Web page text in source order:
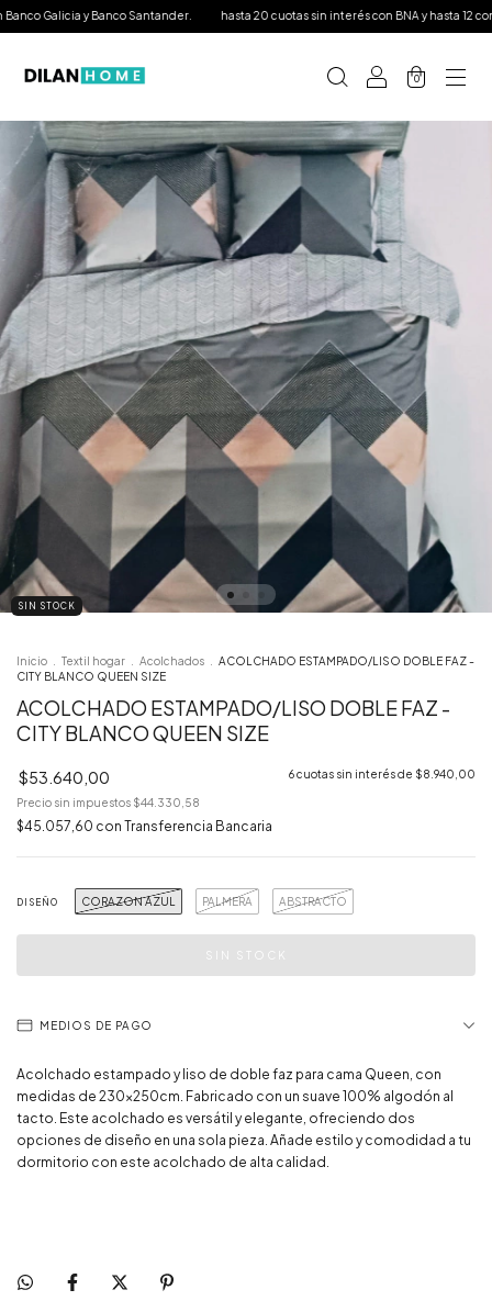
Galicia y Banco Santander. hasta 20 cuotas sin interés con BNA y hasta 12 con
0
SIN STOCK
Inicio Textil hogar Acolchados
ACOLCHADO ESTAMPADO/LISO DOBLE FAZ -
CITY BLANCO QUEEN SIZE
ACOLCHADO ESTAMPADO/LISO DOBLE FAZ -
CITY BLANCO QUEEN SIZE
$53.640,00 6cuotas sin interés de $8.940,00
Precio sin impuestos $44.330,58
$45.057,60 con Transferencia Bancaria
DISEÑO CORAZON AZUL PALMERA ABSTRACTO
MEDIOS DE PAGO
Acolchado estampado y liso de doble faz para cama Queen, con
medidas de 230x250cm. Fabricado con un suave 100% algodón al
tacto. Este acolchado es versátil y elegante, ofreciendo dos
opciones de diseño en una sola pieza. Añade estilo y comodidad a tu
dormitorio con este acolchado de alta calidad.